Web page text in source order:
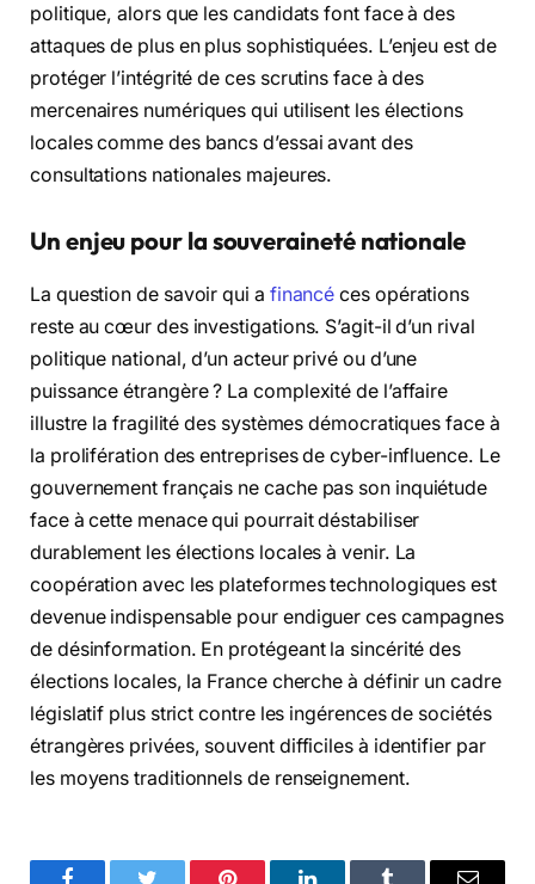
politique, alors que les candidats font face à des
attaques de plus en plus sophistiquées. L’enjeu est de
protéger l’intégrité de ces scrutins face à des
mercenaires numériques qui utilisent les élections
locales comme des bancs d’essai avant des
consultations nationales majeures.
Un enjeu pour la souveraineté nationale
La question de savoir qui a financé ces opérations
reste au cœur des investigations. S’agit-il d’un rival
politique national, d’un acteur privé ou d’une
puissance étrangère ? La complexité de l’affaire
illustre la fragilité des systèmes démocratiques face à
la prolifération des entreprises de cyber-influence. Le
gouvernement français ne cache pas son inquiétude
face à cette menace qui pourrait déstabiliser
durablement les élections locales à venir. La
coopération avec les plateformes technologiques est
devenue indispensable pour endiguer ces campagnes
de désinformation. En protégeant la sincérité des
élections locales, la France cherche à définir un cadre
législatif plus strict contre les ingérences de sociétés
étrangères privées, souvent difficiles à identifier par
les moyens traditionnels de renseignement.